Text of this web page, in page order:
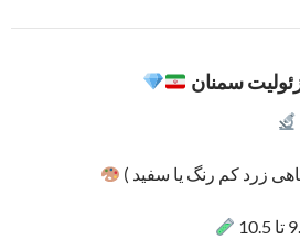
سمنان
زرد کم‌ رنگ یا سفید )